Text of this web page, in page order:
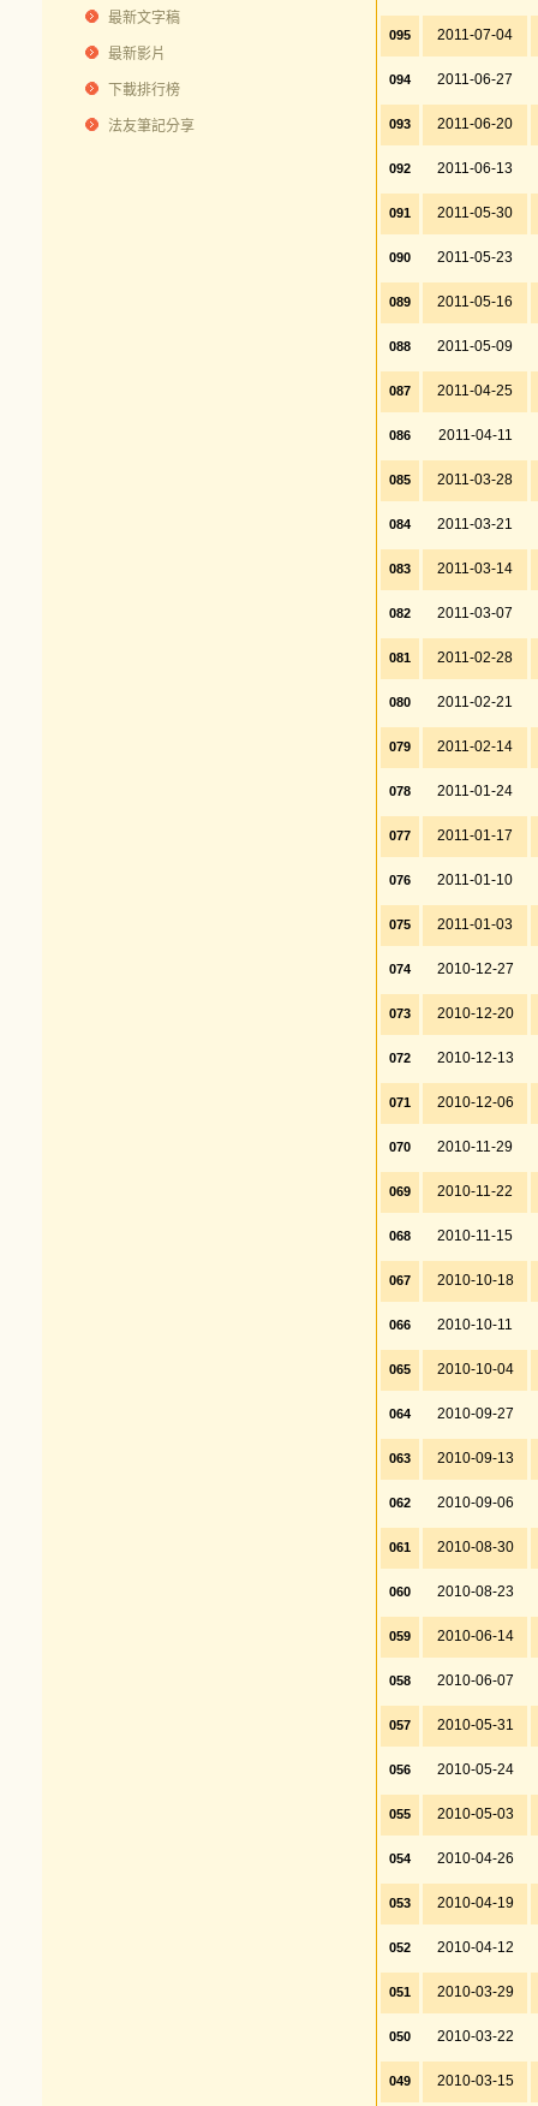
最新文字稿
最新影片
下載排行榜
法友筆記分享
095 2011-07-04
094 2011-06-27
093 2011-06-20
092 2011-06-13
091 2011-05-30
090 2011-05-23
089 2011-05-16
088 2011-05-09
087 2011-04-25
086 2011-04-11
085 2011-03-28
084 2011-03-21
083 2011-03-14
082 2011-03-07
081 2011-02-28
080 2011-02-21
079 2011-02-14
078 2011-01-24
077 2011-01-17
076 2011-01-10
075 2011-01-03
074 2010-12-27
073 2010-12-20
072 2010-12-13
071 2010-12-06
070 2010-11-29
069 2010-11-22
068 2010-11-15
067 2010-10-18
066 2010-10-11
065 2010-10-04
064 2010-09-27
063 2010-09-13
062 2010-09-06
061 2010-08-30
060 2010-08-23
059 2010-06-14
058 2010-06-07
057 2010-05-31
056 2010-05-24
055 2010-05-03
054 2010-04-26
053 2010-04-19
052 2010-04-12
051 2010-03-29
050 2010-03-22
049 2010-03-15